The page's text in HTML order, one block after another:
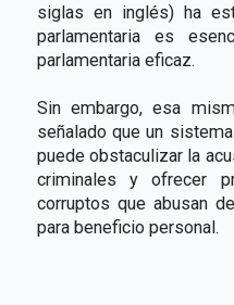
siglas en inglés) ha
parlamentaria es
parlamentaria eficaz.
Sin embargo, esa
señalado que un
puede obstaculizar la
criminales y ofrecer
corruptos que abusan
para beneficio personal.